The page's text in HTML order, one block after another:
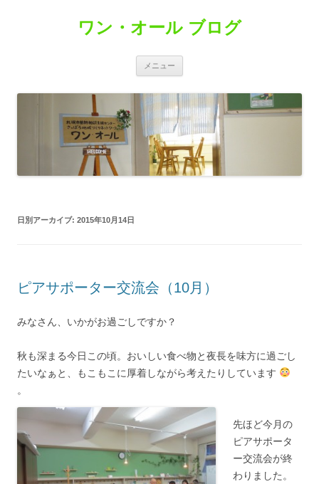
プ
ワン・オール ブログ
メニュー
日別アーカイブ: 2015年10月14日
ピアサポーター交流会（10月）
みなさん、いかがお過ごしですか？
秋も深まる今日この頃。おいしい食べ物と夜長を味方に過ごし
たいなぁと、もこもこに厚着しながら考えたりしています
。
先ほど今月の
ピアサポータ
ー交流会が終
わりました。